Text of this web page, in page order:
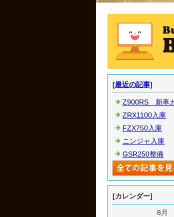
[最近の記事]
Z900RS 新車
ZRX1100入庫
FZX750入庫
ニンジャ入庫
GSR250整備
[カレンダー]
8月